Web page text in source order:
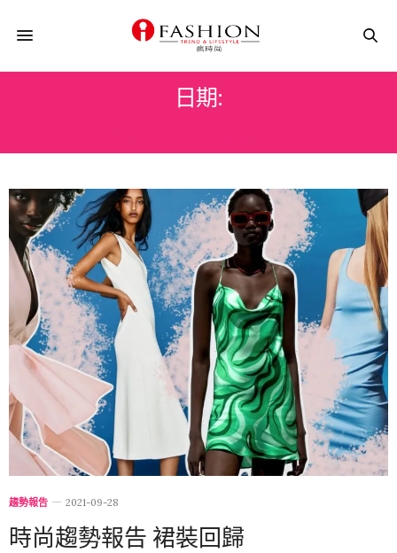
日期:
趨勢報告 2021-09-28
時尚趨勢報告 裙裝回歸